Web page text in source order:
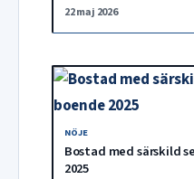
22 maj 2026
NÖJE
Bostad med särskild
2025